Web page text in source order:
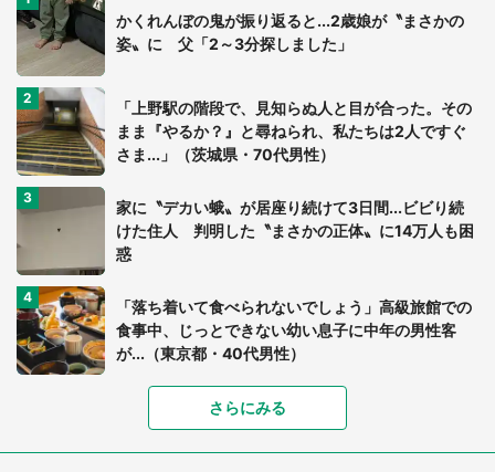
かくれんぼの鬼が振り返ると...2歳娘が〝まさかの
姿〟に 父「2～3分探しました」
「上野駅の階段で、見知らぬ人と目が合った。その
まま『やるか？』と尋ねられ、私たちは2人ですぐ
さま...」（茨城県・70代男性）
家に〝デカい蛾〟が居座り続けて3日間...ビビり続
けた住人 判明した〝まさかの正体〟に14万人も困
惑
「落ち着いて食べられないでしょう」高級旅館での
食事中、じっとできない幼い息子に中年の男性客
が...（東京都・40代男性）
「富豪すぎ」1歳息子の〝店頭駄々こね〟の内容に1.
7万人驚がく 「お菓子売り場ならまだしも...」「ハ
ードル高い」
さらにみる